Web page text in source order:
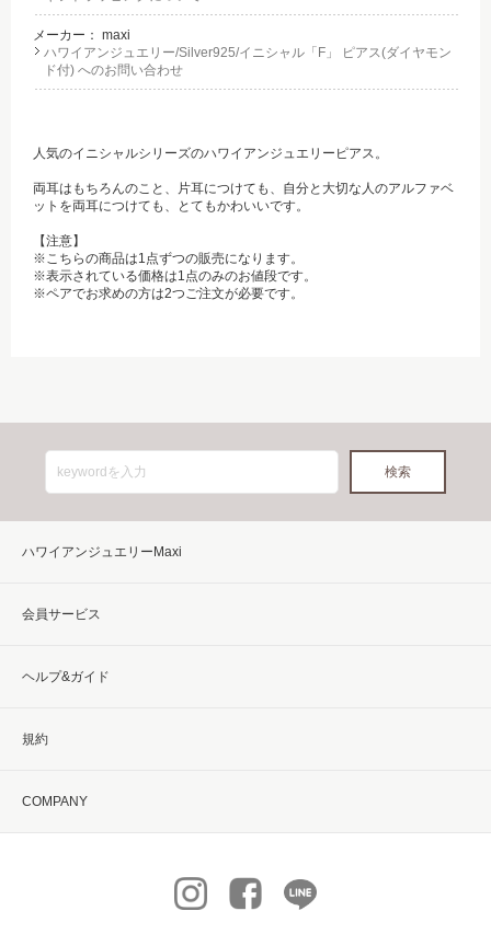
メーカー： maxi
ハワイアンジュエリー/Silver925/イニシャル「F」 ピアス(ダイヤモン
ド付) へのお問い合わせ
人気のイニシャルシリーズのハワイアンジュエリーピアス。
両耳はもちろんのこと、片耳につけても、自分と大切な人のアルファベ
ットを両耳につけても、とてもかわいいです。
【注意】
※こちらの商品は1点ずつの販売になります。
※表示されている価格は1点のみのお値段です。
※ペアでお求めの方は2つご注文が必要です。
ハワイアンジュエリーMaxi
会員サービス
ヘルプ&ガイド
規約
COMPANY